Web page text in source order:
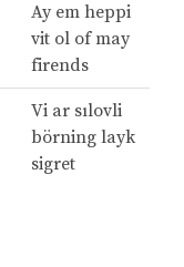
Ay em heppi
vit ol of may
firends
Vi ar sılovli
börning layk
sigret